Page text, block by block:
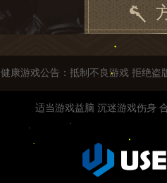
健康游戏公告：抵制不良游戏 拒绝盗
适当游戏益脑 沉迷游戏伤身